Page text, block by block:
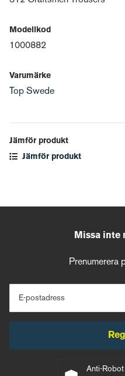
Modellkod
1000882
Varumärke
Top Swede
Jämför produkt
Jämför produkt
Missa inte
Prenumerera
E-postadress
Anti-Robot